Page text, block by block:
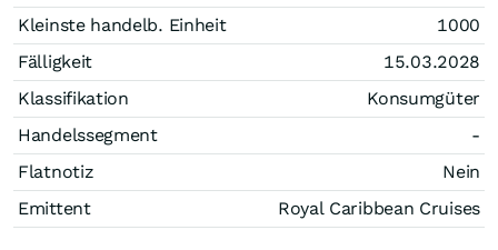
Kleinste handelb. Einheit
1000
Fälligkeit
15.03.2028
Klassifikation
Konsumgüter
Handelssegment
-
Flatnotiz
Nein
Emittent
Royal Caribbean Cruises